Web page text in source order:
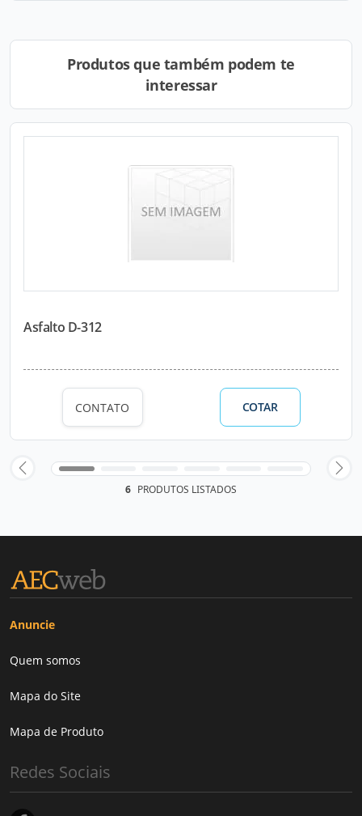
Produtos que também podem te
interessar
Asfalto D-312
CONTATO COTAR
6 PRODUTOS LISTADOS
Anuncie
Quem somos
Mapa do Site
Mapa de Produto
Redes Sociais